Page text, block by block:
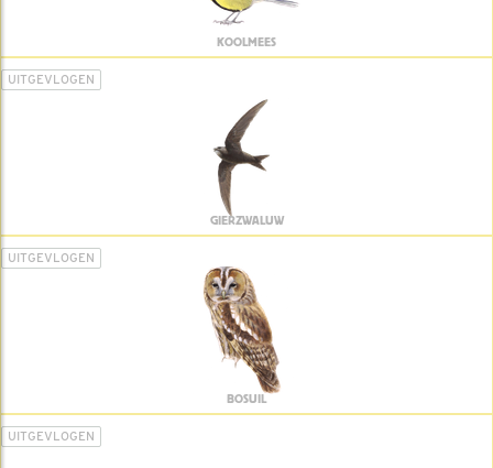
KOOLMEES
UITGEVLOGEN
GIERZWALUW
UITGEVLOGEN
BOSUIL
UITGEVLOGEN